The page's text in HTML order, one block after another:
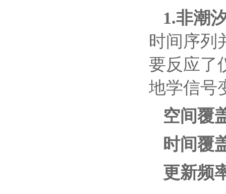
1.非潮
时间序列
要反应了
地学信号
空间覆
时间覆
更新频